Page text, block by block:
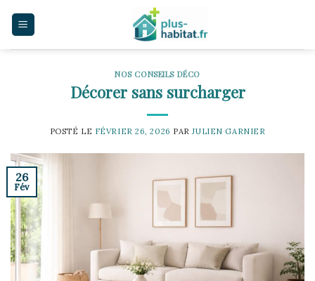
NOS CONSEILS DÉCO
Décorer sans surcharger
POSTÉ LE FÉVRIER 26, 2026 PARJULIEN GARNIER
26
Fév